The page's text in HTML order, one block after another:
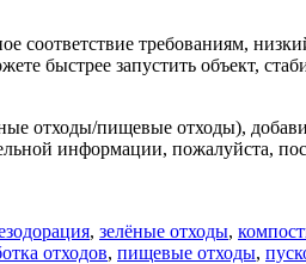
требованиям,
быстрее запустить объект,
отходы/пищевые отходы),
информации, пожалуйста,
, зелёные отходы,
отходов, пищевые отходы,